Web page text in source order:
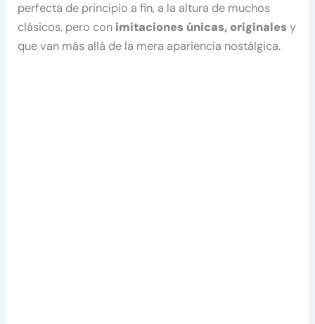
perfecta de principio a fin, a la altura de muchos
clásicos, pero con imitaciones únicas, originales y
que van más allá de la mera apariencia nostálgica.